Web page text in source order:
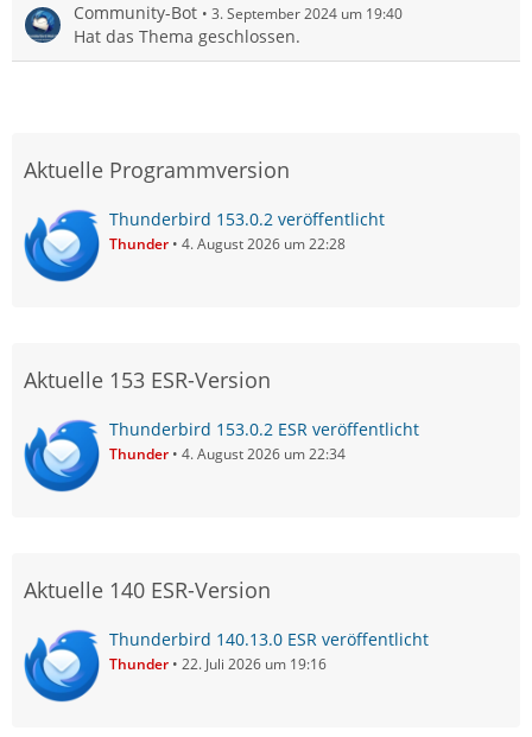
Community-Bot 3. September 2024 um 19:40
Hat das Thema geschlossen.
Aktuelle Programmversion
Thunderbird 153.0.2 veröffentlicht
Thunder 4. August 2026 um 22:28
Aktuelle 153 ESR-Version
Thunderbird 153.0.2 ESR veröffentlicht
Thunder 4. August 2026 um 22:34
Aktuelle 140 ESR-Version
Thunderbird 140.13.0 ESR veröffentlicht
Thunder 22. Juli 2026 um 19:16